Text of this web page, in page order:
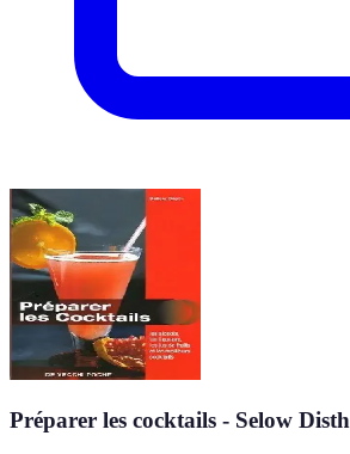
Préparer les cocktails - Selow Disth